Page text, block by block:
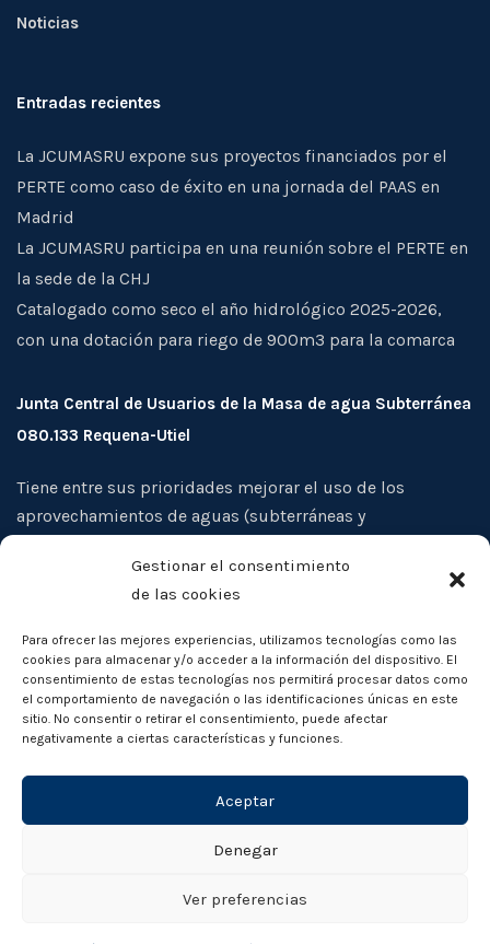
Gestionar el consentimiento
de las cookies
Para ofrecer las mejores experiencias, utilizamos tecnologías como las
cookies para almacenar y/o acceder a la información del dispositivo. El
consentimiento de estas tecnologías nos permitirá procesar datos como
el comportamiento de navegación o las identificaciones únicas en este
sitio. No consentir o retirar el consentimiento, puede afectar
negativamente a ciertas características y funciones.
Aceptar
Denegar
Ver preferencias
Noticias
Entradas recientes
La JCUMASRU expone sus proyectos financiados por el
PERTE como caso de éxito en una jornada del PAAS en
Madrid
La JCUMASRU participa en una reunión sobre el PERTE en
la sede de la CHJ
Catalogado como seco el año hidrológico 2025-2026,
con una dotación para riego de 900m3 para la comarca
Junta Central de Usuarios de la Masa de agua Subterránea
080.133 Requena-Utiel
Tiene entre sus prioridades mejorar el uso de los
aprovechamientos de aguas (subterráneas y
de su ámbito territorial, así como la protección
cualitativa de las aguas, y la defensa de los intereses
© Junta Central Usuarios Masa De Agua Requena - Utiel